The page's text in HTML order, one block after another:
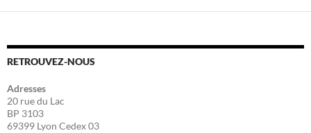
RETROUVEZ-NOUS
Adresses
20 rue du Lac
BP 3103
69399 Lyon Cedex 03